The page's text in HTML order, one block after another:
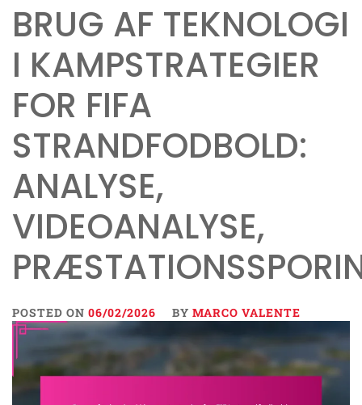
BRUG AF TEKNOLOGI
I KAMPSTRATEGIER
FOR FIFA
STRANDFODBOLD:
ANALYSE,
VIDEOANALYSE,
POSTED ON 06/02/2026 BY MARCO VALENTE